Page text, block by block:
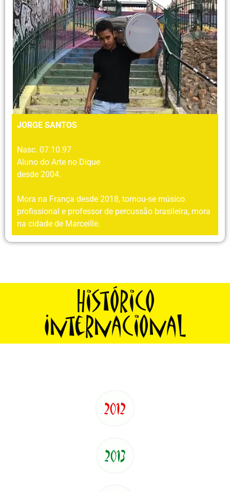
JORGE SANTOS
Nasc. 07.10.97
Aluno do Arte no Dique
desde 2004.
Mora na França desde 2018, tornou-se músico
profissional e professor de percussão brasileira, mora
na cidade de Marceille.
Histórico
Internacional
2012
2013